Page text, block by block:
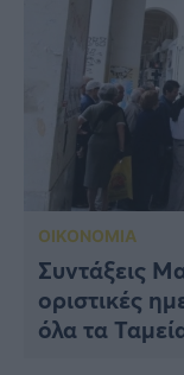
ΟΙΚΟΝΟΜΙΑ
Συντάξεις
οριστικές
όλα τα